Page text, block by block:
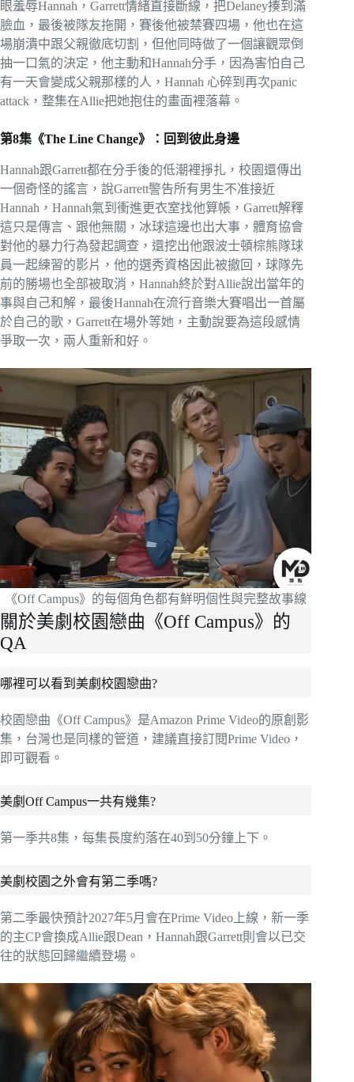
眼羞辱Hannah，Garrett情緒直接斷線，把Delaney揍到滿
臉血，最後被隊友拖開，賽後他被禁賽四場，他也在這
場崩潰中跟父親徹底切割，但他同時做了一個讓觀眾倒
抽一口氣的決定，他主動和Hannah分手，因為害怕自己
有一天會變成父親那樣的人，Hannah 心碎到再次panic
attack，整集在Allie把她抱住的畫面裡落幕。
第8集《The Line Change》：回到彼此身邊
Hannah跟Garrett都在分手後的低潮裡掙扎，校園還傳出
一個奇怪的謠言，說Garrett警告所有男生不准接近
Hannah，Hannah氣到衝進更衣室找他算帳，Garrett解釋
這只是傳言、跟他無關，冰球這邊也出大事，體育協會
對他的暴力行為發起調查，還挖出他跟波士頓棕熊隊球
員一起練習的影片，他的選秀資格因此被撤回，球隊先
前的勝場也全部被取消，Hannah終於對Allie說出當年的
事與自己和解，最後Hannah在流行音樂大賽唱出一首屬
於自己的歌，Garrett在場外等她，主動說要為這段感情
爭取一次，兩人重新和好。
《Off Campus》的每個角色都有鮮明個性與完整故事線
關於美劇校園戀曲《Off Campus》的
QA
哪裡可以看到美劇校園戀曲?
校園戀曲《Off Campus》是Amazon Prime Video的原創影
集，台灣也是同樣的管道，建議直接訂閱Prime Video，
即可觀看。
美劇Off Campus一共有幾集?
第一季共8集，每集長度約落在40到50分鐘上下。
美劇校園之外會有第二季嗎?
第二季最快預計2027年5月會在Prime Video上線，新一季
的主CP會換成Allie跟Dean，Hannah跟Garrett則會以已交
往的狀態回歸繼續登場。